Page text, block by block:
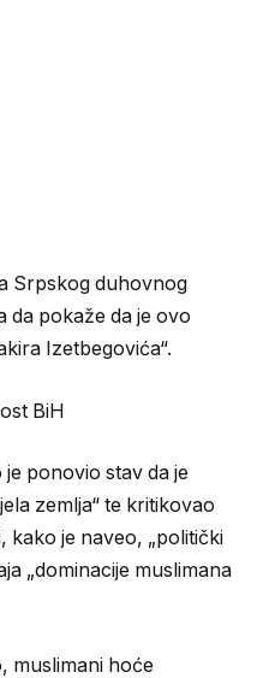
Srpskog duhovnog
da pokaže da je ovo
Izetbegovića“.
BiH
ponovio stav da je
zemlja“ te kritikovao
kako je naveo, „politički
„dominacije muslimana
muslimani hoće